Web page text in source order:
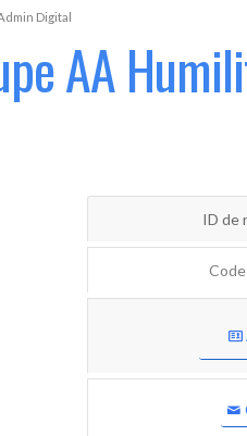
Digital
AA
ID de